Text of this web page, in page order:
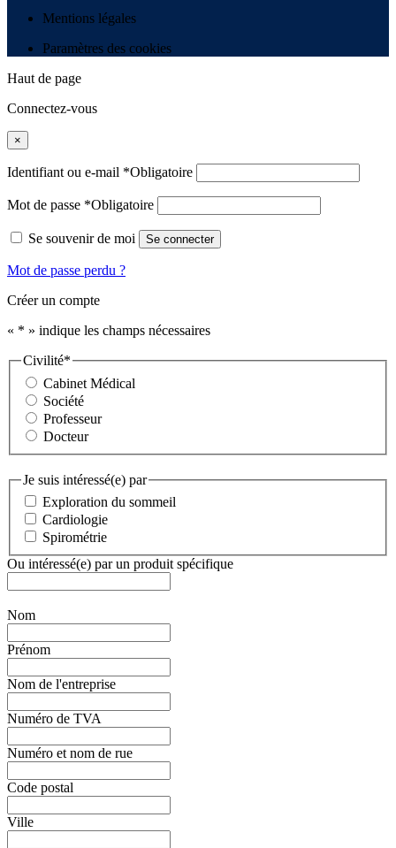
Mentions légales
Paramètres des cookies
Haut de page
Connectez-vous
×
Identifiant ou e-mail *Obligatoire
Mot de passe *Obligatoire
Se souvenir de moi Se connecter
Mot de passe perdu ?
Créer un compte
« * » indique les champs nécessaires
Civilité*
Cabinet Médical
Société
Professeur
Docteur
Je suis intéressé(e) par
Exploration du sommeil
Cardiologie
Spirométrie
Ou intéressé(e) par un produit spécifique
Nom
Prénom
Nom de l'entreprise
Numéro de TVA
Numéro et nom de rue
Code postal
Ville